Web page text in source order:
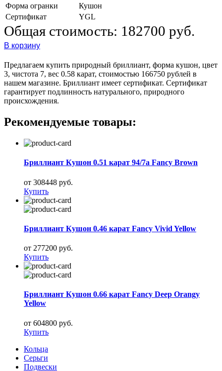
Форма огранки
Кушон
Сертификат
YGL
Общая стоимость: 182700 руб.
В корзину
Предлагаем купить природный бриллиант, форма кушон, цвет
3, чистота 7, вес 0.58 карат, стоимостью 166750 рублей в
нашем магазине. Бриллиант имеет сертификат. Сертификат
гарантирует подлинность натурального, природного
происхождения.
Рекомендуемые товары:
Бриллиант Кушон 0.51 карат 94/7а Fancy Brown
от 308448 руб.
Купить
Бриллиант Кушон 0.46 карат Fancy Vivid Yellow
от 277200 руб.
Купить
Бриллиант Кушон 0.66 карат Fancy Deep Orangy
Yellow
от 604800 руб.
Купить
Кольца
Серьги
Подвески